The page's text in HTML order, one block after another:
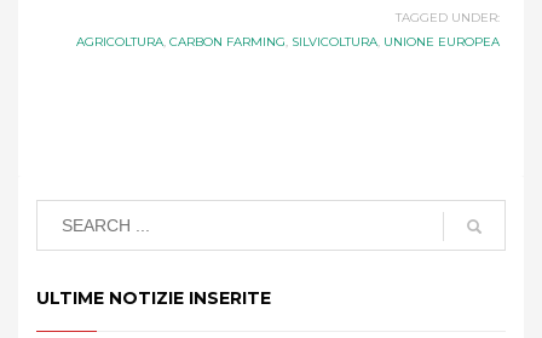
TAGGED UNDER:
AGRICOLTURA, CARBON FARMING, SILVICOLTURA, UNIONE EUROPEA
ULTIME NOTIZIE INSERITE